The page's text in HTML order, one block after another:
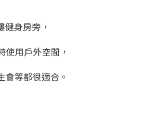
身房旁，
用戶外空間，
等都很適合。